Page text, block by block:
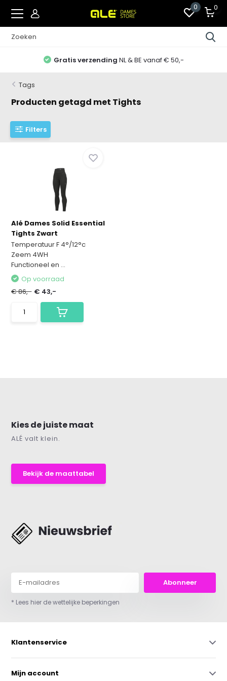
0 0
Gratis verzending NL & BE vanaf € 50,-
Tags
Producten getagd met Tights
Filters
Alé Dames Solid Essential
Tights Zwart
Temperatuur F 4°/12°c
Zeem 4WH
Functioneel en ...
Op voorraad
€ 86,- € 43,-
Kies de juiste maat
ALÉ valt klein.
Bekijk de maattabel
Abonneer
* Lees hier de wettelijke beperkingen
Klantenservice
Mijn account